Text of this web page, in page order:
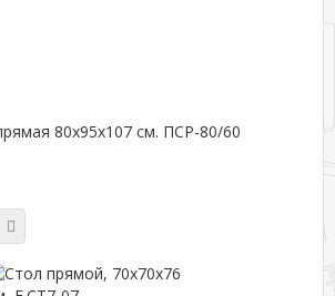
80х95х107 см. ПСР-80/60